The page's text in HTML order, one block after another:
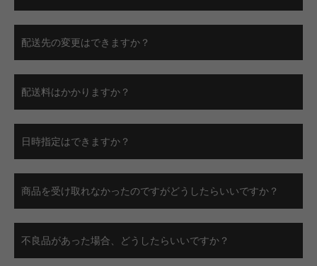
配送先の変更はできますか？
配送料はかかりますか？
日時指定はできますか？
商品を受け取れなかったのですがどうしたらいいですか？
不良品があった場合、どうしたらいいですか？